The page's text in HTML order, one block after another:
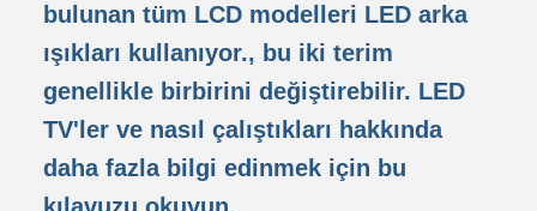
bulunan tüm LCD modelleri LED arka
ışıkları kullanıyor., bu iki terim
genellikle birbirini değiştirebilir. LED
TV'ler ve nasıl çalıştıkları hakkında
daha fazla bilgi edinmek için bu